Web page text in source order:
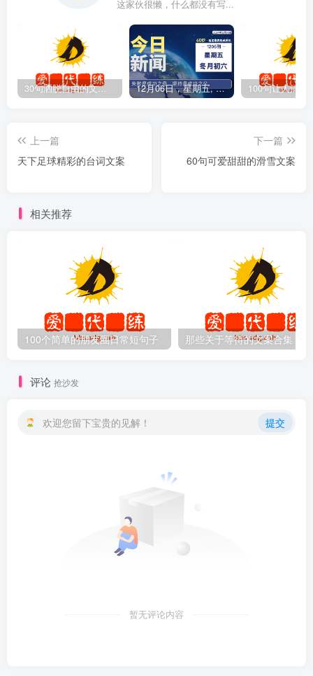
这家伙很懒，什么都没有写...
30句洒脱自由的文案短句 12月06日，星期五, 爱代练—每天60秒读懂全世界！
上一篇
天下足球精彩的台词文案
下一篇
60句可爱甜甜的滑雪文案
相关推荐
100个简单的朋友圈日常短句子 那些关于等待的文案合集
评论 抢沙发
欢迎您留下宝贵的见解！ 提交
暂无评论内容